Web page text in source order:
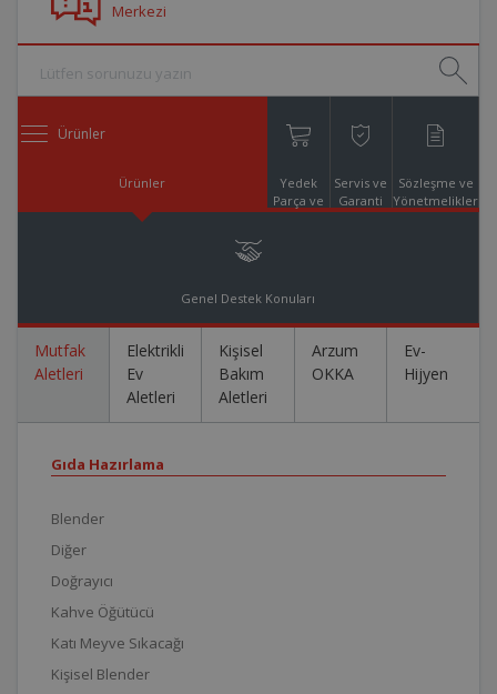
Merkezi
Ürünler
Ürünler
Yedek
Parça ve
Servis ve
Garanti
Sözleşme ve
Yönetmelikler
Genel Destek Konuları
Mutfak
Aletleri
Elektrikli
Ev
Aletleri
Kişisel
Bakım
Aletleri
Arzum
OKKA
Ev-
Hijyen
Gıda Hazırlama
Blender
Diğer
Doğrayıcı
Kahve Öğütücü
Katı Meyve Sıkacağı
Kişisel Blender